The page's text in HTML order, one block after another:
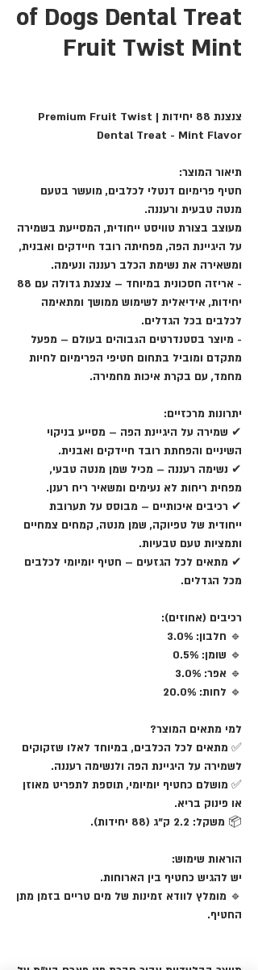
of Dogs Dental Treat
Fruit Twist Mint
צנצנת 88 יחידות | Premium Fruit Twist
Dental Treat - Mint Flavor
תיאור המוצר:
חטיף פרימיום דנטלי לכלבים, מועשר בטעם
מנטה טבעית ורעננה.
מעוצב בצורת טוויסט ייחודית, המסייעת בשמירה
על היגיינת הפה, מפחיתה רובד חיידקים ואבנית,
ומשאירה את נשימת הכלב רעננה ונעימה.
- אריזה חסכונית במיוחד – צנצנת גדולה עם 88
יחידות, אידיאלית לשימוש ממושך ומתאימה
לכלבים בכל הגדלים.
- מיוצר בסטנדרטים הגבוהים בעולם – מפעל
מתקדם ומוביל בתחום חטיפי הפרימיום לחיות
מחמד, עם בקרת איכות מחמירה.
יתרונות מרכזיים:
✔ שמירה על היגיינת הפה – מסייע בניקוי
השיניים והפחתת רובד חיידקים ואבנית.
✔ נשימה רעננה – מכיל שמן מנטה טבעי,
מפחית ריחות לא נעימים ומשאיר ריח רענן.
✔ רכיבים איכותיים – מבוסס על תערובת
ייחודית של טפיוקה, שמן מנטה, קמחים צמחיים
ותמציות טעם טבעיות.
✔ מתאים לכל הגזעים – חטיף יומיומי לכלבים
מכל הגדלים.
רכיבים (אחוזים):
🔹 חלבון:
🔹 שומן:
🔹 אפר:
🔹 לחות:
למי מתאים המוצר?
✅ מתאים לכל הכלבים, במיוחד לאלו שזקוקים
לשמירה על היגיינת הפה ולנשימה רעננה.
✅ מושלם כחטיף יומיומי, תוספת לתפריט מאוזן
או פינוק בריא.
📦 משקל: 88 יחידות ).
הוראות שימוש:
יש להגיש כחטיף בין הארוחות.
🔹 מומלץ לוודא זמינות של מים טריים בזמן מתן
החטיף.